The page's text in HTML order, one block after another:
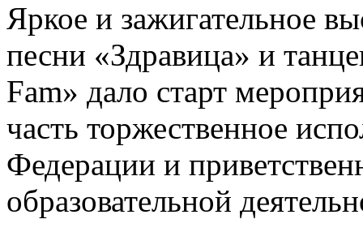
Яркое и зажигательное
песни «Здравица» и
Fam» дало старт
часть торжественное
Федерации и
образовательной